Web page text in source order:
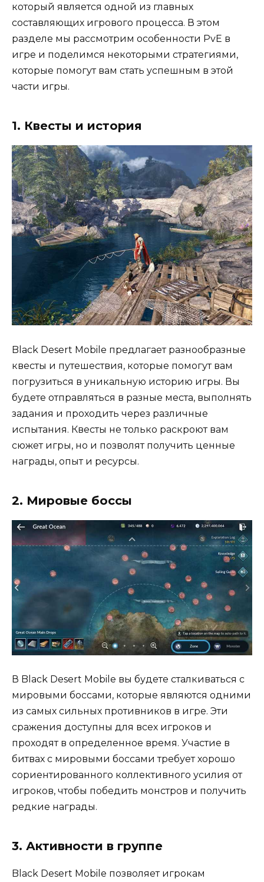
который является одной из главных
составляющих игрового процесса. В этом
разделе мы рассмотрим особенности PvE в
игре и поделимся некоторыми стратегиями,
которые помогут вам стать успешным в этой
части игры.
1. Квесты и история
Black Desert Mobile предлагает разнообразные
квесты и путешествия, которые помогут вам
погрузиться в уникальную историю игры. Вы
будете отправляться в разные места, выполнять
задания и проходить через различные
испытания. Квесты не только раскроют вам
сюжет игры, но и позволят получить ценные
награды, опыт и ресурсы.
2. Мировые боссы
В Black Desert Mobile вы будете сталкиваться с
мировыми боссами, которые являются одними
из самых сильных противников в игре. Эти
сражения доступны для всех игроков и
проходят в определенное время. Участие в
битвах с мировыми боссами требует хорошо
сориентированного коллективного усилия от
игроков, чтобы победить монстров и получить
редкие награды.
3. Активности в группе
Black Desert Mobile позволяет игрокам